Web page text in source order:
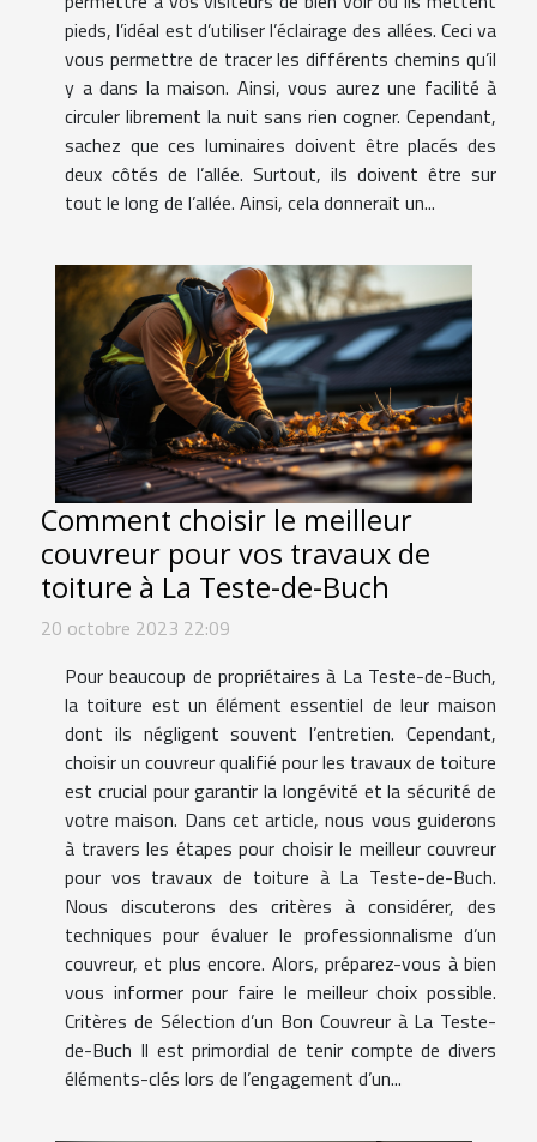
pieds, l’idéal est d’utiliser l’éclairage des allées. Ceci va
vous permettre de tracer les différents chemins qu’il
y a dans la maison. Ainsi, vous aurez une facilité à
circuler librement la nuit sans rien cogner. Cependant,
sachez que ces luminaires doivent être placés des
deux côtés de l’allée. Surtout, ils doivent être sur
tout le long de l’allée. Ainsi, cela donnerait un...
Comment choisir le meilleur
couvreur pour vos travaux de
toiture à La Teste-de-Buch
20 octobre 2023 22:09
Pour beaucoup de propriétaires à La Teste-de-Buch,
la toiture est un élément essentiel de leur maison
dont ils négligent souvent l’entretien. Cependant,
choisir un couvreur qualifié pour les travaux de toiture
est crucial pour garantir la longévité et la sécurité de
votre maison. Dans cet article, nous vous guiderons
à travers les étapes pour choisir le meilleur couvreur
pour vos travaux de toiture à La Teste-de-Buch.
Nous discuterons des critères à considérer, des
techniques pour évaluer le professionnalisme d’un
couvreur, et plus encore. Alors, préparez-vous à bien
vous informer pour faire le meilleur choix possible.
Critères de Sélection d’un Bon Couvreur à La Teste-
de-Buch Il est primordial de tenir compte de divers
éléments-clés lors de l’engagement d’un...